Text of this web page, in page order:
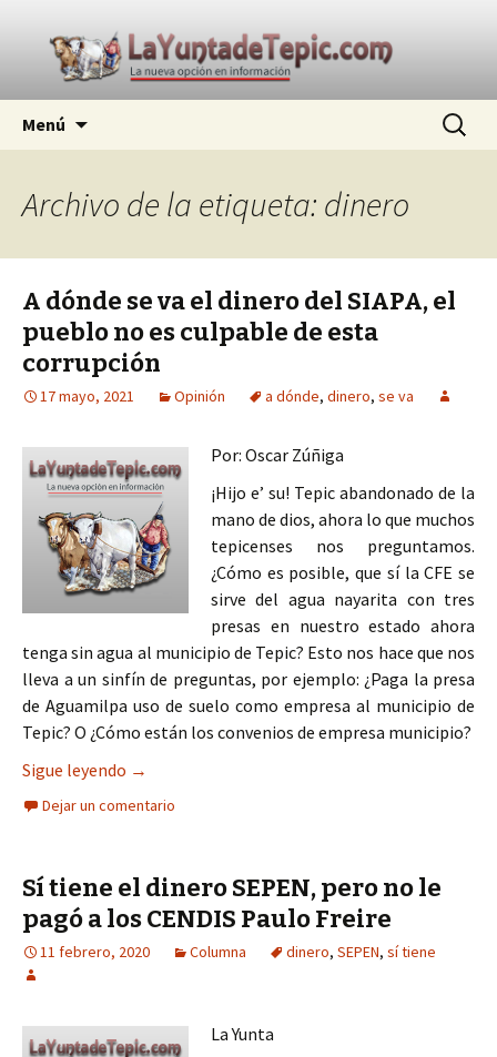
La Yunta de Tepic
La nueva opción en información
Menú Buscar:
Archivo de la etiqueta: dinero
A dónde se va el dinero del SIAPA, el
pueblo no es culpable de esta
corrupción
17 mayo, 2021 Opinión a dónde, dinero, se va
Por: Oscar Zúñiga
¡Hijo e’ su! Tepic abandonado de la
mano de dios, ahora lo que muchos
tepicenses nos preguntamos.
¿Cómo es posible, que sí la CFE se
sirve del agua nayarita con tres
presas en nuestro estado ahora
tenga sin agua al municipio de Tepic? Esto nos hace que nos
lleva a un sinfín de preguntas, por ejemplo: ¿Paga la presa
de Aguamilpa uso de suelo como empresa al municipio de
Tepic? O ¿Cómo están los convenios de empresa municipio?
Sigue leyendo A dónde se va el dinero del SIAPA, el pueblo no
→
Dejar un comentario
Sí tiene el dinero SEPEN, pero no le
pagó a los CENDIS Paulo Freire
11 febrero, 2020 Columna dinero, SEPEN, sí tiene
La Yunta